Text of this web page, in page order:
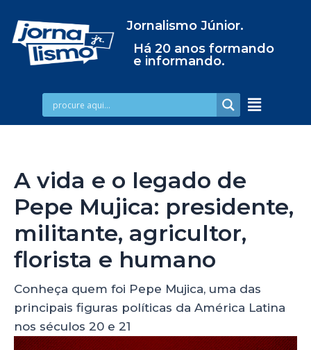
Jornalismo Júnior.
Há 20 anos formando
e informando.
A vida e o legado de
Pepe Mujica: presidente,
militante, agricultor,
florista e humano
Conheça quem foi Pepe Mujica, uma das
principais figuras políticas da América Latina
nos séculos 20 e 21